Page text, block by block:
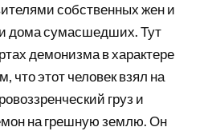
собственных жен и
дома сумасшедших. Тут
демонизма в характере
что этот человек взял на
груз и
на грешную землю. Он